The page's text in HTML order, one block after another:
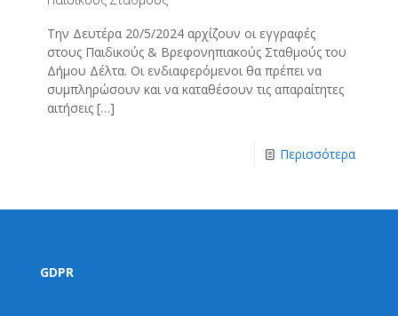
Την Δευτέρα 20/5/2024 αρχίζουν οι εγγραφές
στους Παιδικούς & Βρεφονηπιακούς Σταθμούς του
Δήμου Δέλτα. Οι ενδιαφερόμενοι θα πρέπει να
συμπληρώσουν και να καταθέσουν τις απαραίτητες
αιτήσεις […]
Περισσότερα
GDPR